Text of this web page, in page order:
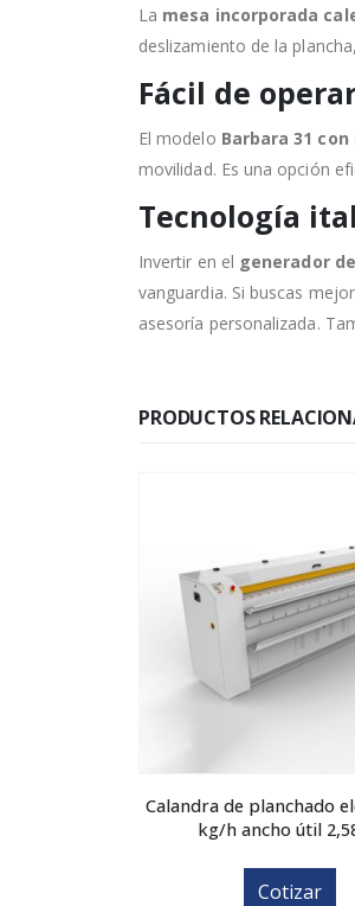
La mesa incorporada
deslizamiento de la
Fácil de
El modelo Barbara 31
movilidad. Es una opción
Tecnología
Invertir en el generador
vanguardia. Si buscas
asesoría personalizada.
PRODUCTOS
Calandra de planchado
kg/h ancho útil
Cotizar